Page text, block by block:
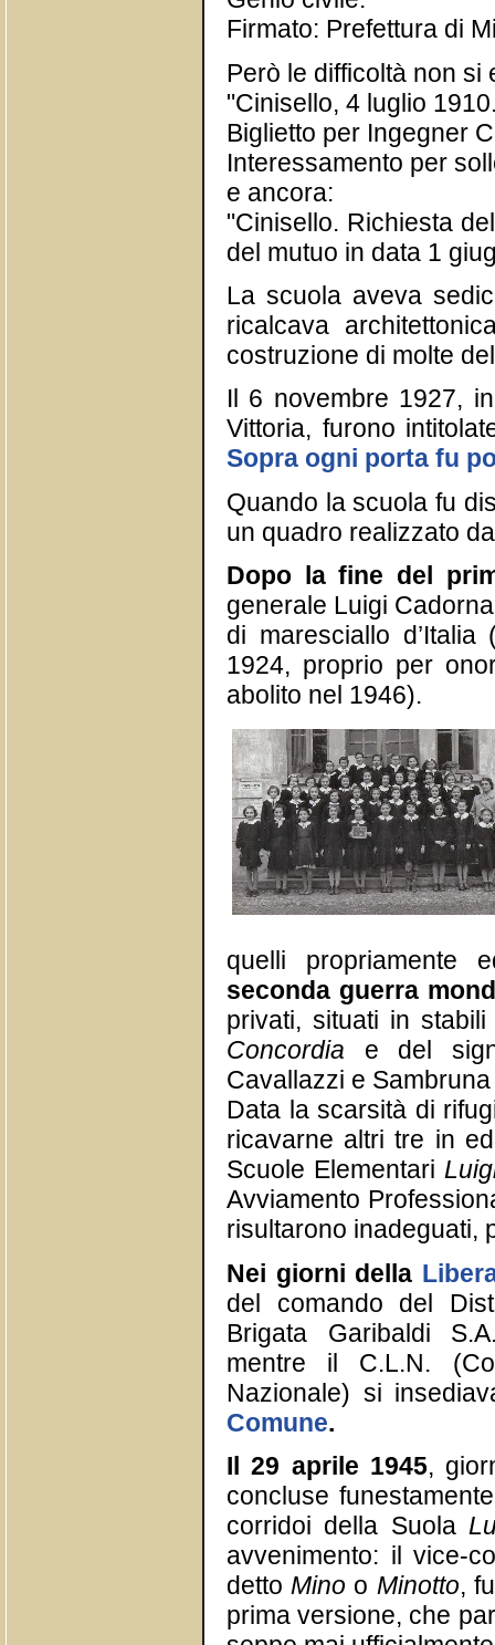
Firmato: Prefettura di
Però le difficoltà non
"Cinisello, 4 luglio
Biglietto per Ingegner
Interessamento per
e ancora:
"Cinisello. Richiesta
del mutuo in data 1
La scuola aveva
ricalcava
costruzione di molte
Il 6 novembre 1927,
Vittoria, furono
Sopra ogni porta fu
Quando la scuola fu
un quadro realizzato
Dopo la fine del
generale Luigi
di maresciallo
1924, proprio per
abolito nel 1946).
quelli propriamente
seconda guerra
privati, situati in
Concordia e del
Cavallazzi e
Data la scarsità di
ricavarne altri tre in
Scuole Elementari
Avviamento
risultarono inadeguati,
Nei giorni della
del comando del
Brigata Garibaldi
mentre il C.L.N.
Nazionale) si
Comune.
Il 29 aprile 1945,
concluse
corridoi della Suola
avvenimento: il vice-
detto Mino o Minotto,
prima versione, che